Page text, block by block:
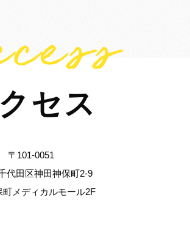
セス
〒101-0051
代田区神田神保町2-9
町メディカルモール2F